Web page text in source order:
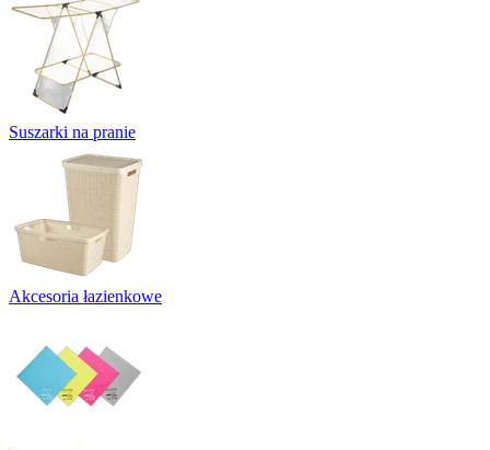
Suszarki na pranie
Akcesoria łazienkowe